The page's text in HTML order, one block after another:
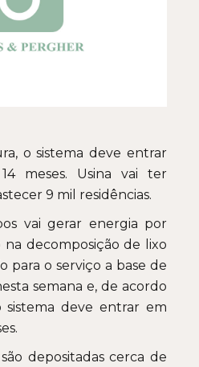
o sistema deve entrar
meses. Usina vai ter
9 mil residências.
vai gerar energia por
decomposição de lixo
para o serviço a base de
semana e, de acordo
deve entrar em
depositadas cerca de